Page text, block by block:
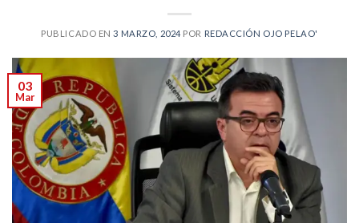
PUBLICADO EN3 MARZO, 2024 POR REDACCIÓN OJO PELAO'
03
Mar